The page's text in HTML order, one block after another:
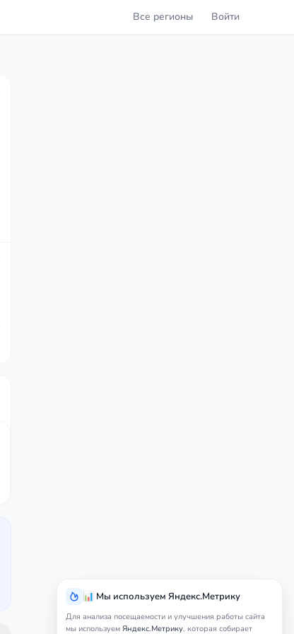
Все регионы Войти
📊 Мы используем Яндекс.Метрику
Для анализа посещаемости и улучшения работы сайта
мы используем Яндекс.Метрику, которая собирает